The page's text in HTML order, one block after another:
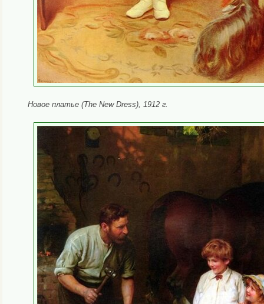
Новое платье (The New Dress), 1912 г.